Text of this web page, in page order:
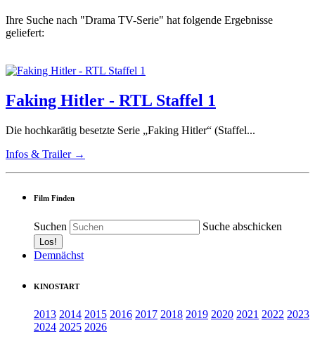
Ihre Suche nach "Drama TV-Serie" hat folgende Ergebnisse
geliefert:
Faking Hitler - RTL Staffel 1
Die hochkarätig besetzte Serie „Faking Hitler“ (Staffel...
Infos & Trailer →
Film Finden
Suchen Suche abschicken
Demnächst
KINOSTART
2013 2014 2015 2016 2017 2018 2019 2020 2021 2022 2023
2024 2025 2026